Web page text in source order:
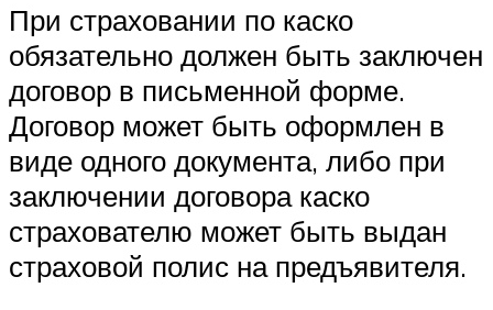
При страховании по каско
обязательно должен быть заключен
договор в письменной форме.
Договор может быть оформлен в
виде одного документа, либо при
заключении договора каско
страхователю может быть выдан
страховой полис на предъявителя.